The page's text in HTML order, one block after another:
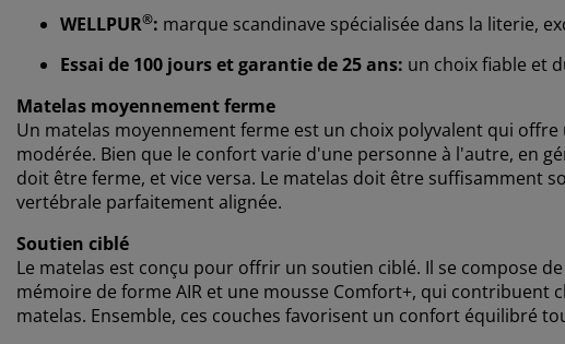
WELLPUR®: marque scandinave spécialisée dans la literie,
Essai de 100 jours et garantie de 25 ans: un choix fiable et
Matelas moyennement ferme
Un matelas moyennement ferme est un choix polyvalent qui
modérée. Bien que le confort varie d'une personne à l'autre, en
doit être ferme, et vice versa. Le matelas doit être suffisamment
vertébrale parfaitement alignée.
Soutien ciblé
Le matelas est conçu pour offrir un soutien ciblé. Il se compose
mémoire de forme AIR et une mousse Comfort+, qui contribuent
matelas. Ensemble, ces couches favorisent un confort équilibré